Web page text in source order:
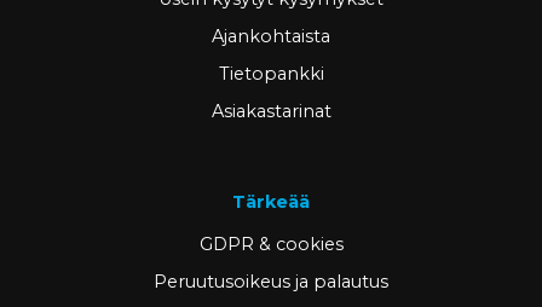
Ajankohtaista
Tietopankki
Asiakastarinat
Tärkeää
GDPR & cookies
Peruutusoikeus ja palautus